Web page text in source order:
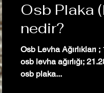
Osb Plaka
nedir?
Osb Levha Ağırlıkları
osb levha ağırlığı; 21.28 kg 15mm
osb plaka...